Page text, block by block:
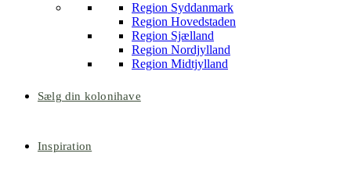
Region Syddanmark
Region Hovedstaden
Region Sjælland
Region Nordjylland
Region Midtjylland
Sælg din kolonihave
Inspiration